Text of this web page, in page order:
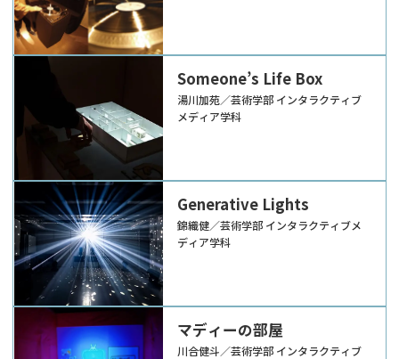
Someone’s Life Box
湯川加苑／芸術学部 インタラクティブ
メディア学科
Generative Lights
錦織健／芸術学部 インタラクティブメ
ディア学科
マディーの部屋
川合健斗／芸術学部 インタラクティブ